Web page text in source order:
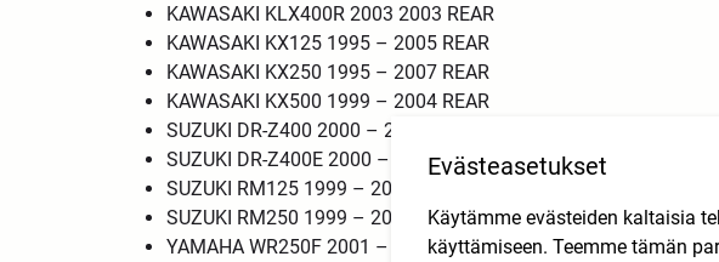
KAWASAKI KLX400R 2003 2003 REAR
KAWASAKI KX125 1995 – 2005 REAR
KAWASAKI KX250 1995 – 2007 REAR
KAWASAKI KX500 1999 – 2004 REAR
SUZUKI DR-Z400 2000 – 2016 REAR
SUZUKI DR-Z400E 2000 – 2016 REAR
SUZUKI RM125 1999 – 2008 REAR
SUZUKI RM250 1999 – 2008 REAR
YAMAHA WR250F 2001 – 2002 REAR
Evästeasetukset
Käytämme evästeiden kaltaisia
käyttämiseen. Teemme tämän